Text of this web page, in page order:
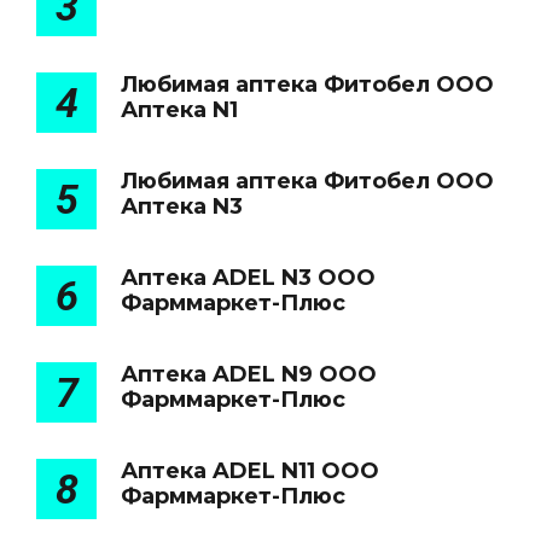
4
Любимая аптека Фитобел ООО
Аптека N1
5
Любимая аптека Фитобел ООО
Аптека N3
6
Аптека ADEL N3 ООО
Фарммаркет-Плюс
7
Аптека ADEL N9 ООО
Фарммаркет-Плюс
8
Аптека ADEL N11 ООО
Фарммаркет-Плюс